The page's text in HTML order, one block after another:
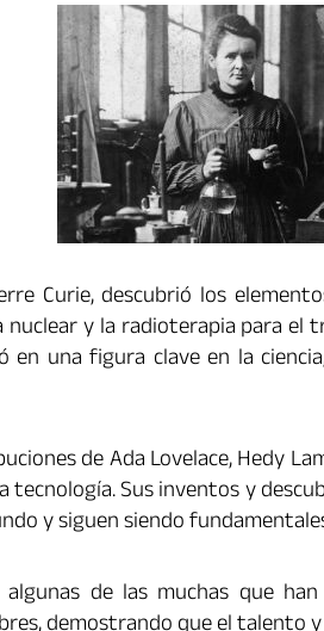
Curie, descubrió los
y la radioterapia para el
en una figura clave en la
de Ada Lovelace, Hedy
tecnología. Sus inventos y
y siguen siendo
de las muchas que